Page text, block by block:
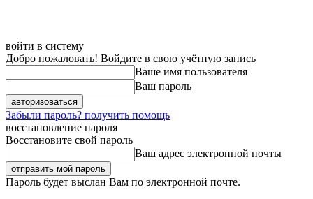
войти в систему
Добро пожаловать! Войдите в свою учётную запись
Ваше имя пользователя
Ваш пароль
Забыли пароль? получить помощь
восстановление пароля
Восстановите свой пароль
Ваш адрес электронной почты
Пароль будет выслан Вам по электронной почте.